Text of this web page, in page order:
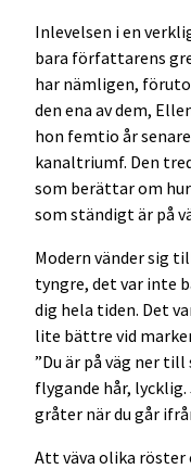
Inlevelsen i en
bara författarens
har nämligen,
den ena av dem,
hon femtio år
kanaltriumf. Den
som berättar om
som ständigt är på
Modern vänder sig
tyngre, det var inte
dig hela tiden. Det
lite bättre vid
”Du är på väg ner
flygande hår,
gråter när du går
Att väva olika röster